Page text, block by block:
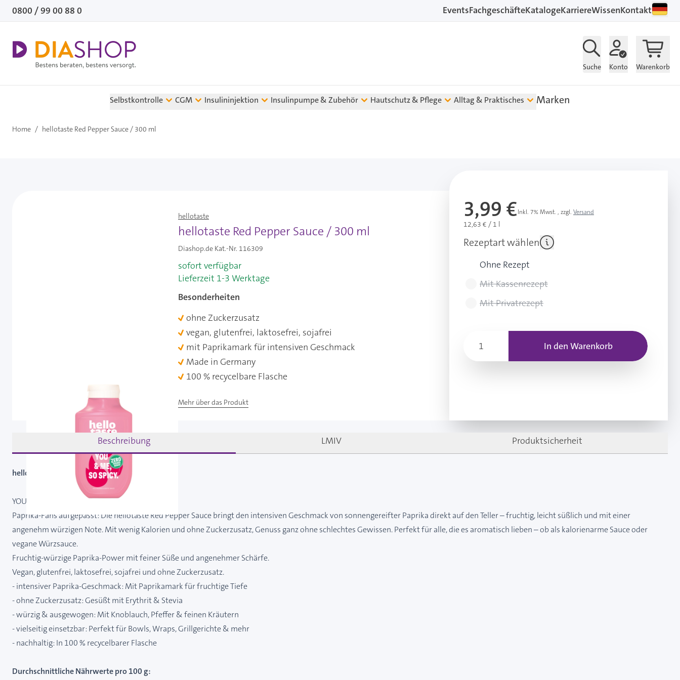
Direkt zum Inhalt
0800 / 99 00 88 0 EventsFachgeschäfteKatalogeKarriereWissenKontakt
Suche Konto Warenkorb
Selbstkontrolle CGM Insulininjektion Insulinpumpe & Zubehör Hautschutz & Pflege Alltag & Praktisches Marken
Home / hellotaste Red Pepper Sauce / 300 ml
hellotaste
hellotaste Red Pepper Sauce / 300 ml
Diashop.de Kat.-Nr. 116309
sofort verfügbar
Lieferzeit 1-3 Werktage
Besonderheiten
ohne Zuckerzusatz
vegan, glutenfrei, laktosefrei, sojafrei
mit Paprikamark für intensiven Geschmack
Made in Germany
100 % recycelbare Flasche
Mehr über das Produkt
3,99 €Inkl. 7% Mwst. , zzgl. Versand
12,63 € / 1 l
Rezeptart wählen
Ohne Rezept
Mit Kassenrezept
Mit Privatrezept
In den Warenkorb
Beschreibung LMIV Produktsicherheit
hellotaste Red Pepper Sauce / 300 ml
YOU AND ME, SO SPICY!
Paprika-Fans aufgepasst: Die hellotaste Red Pepper Sauce bringt den intensiven Geschmack von sonnengereifter Paprika direkt auf den Teller – fruchtig, leicht süßlich und mit einer
angenehm würzigen Note. Mit wenig Kalorien und ohne Zuckerzusatz, Genuss ganz ohne schlechtes Gewissen. Perfekt für alle, die es aromatisch lieben – ob als kalorienarme Sauce oder
vegane Würzsauce.
Fruchtig-würzige Paprika-Power mit feiner Süße und angenehmer Schärfe.
Vegan, glutenfrei, laktosefrei, sojafrei und ohne Zuckerzusatz.
- intensiver Paprika-Geschmack: Mit Paprikamark für fruchtige Tiefe
- ohne Zuckerzusatz: Gesüßt mit Erythrit & Stevia
- würzig & ausgewogen: Mit Knoblauch, Pfeffer & feinen Kräutern
- vielseitig einsetzbar: Perfekt für Bowls, Wraps, Grillgerichte & mehr
- nachhaltig: In 100 % recycelbarer Flasche
Durchschnittliche Nährwerte pro 100 g: